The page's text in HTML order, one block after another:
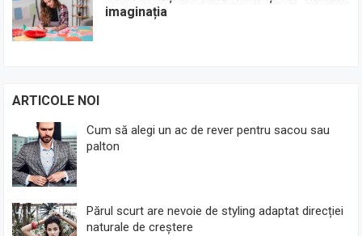
imaginația
ARTICOLE NOI
Cum să alegi un ac de rever pentru sacou sau
palton
Părul scurt are nevoie de styling adaptat direcției
naturale de creștere